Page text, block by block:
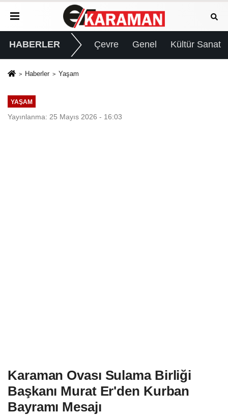
HABERLER Çevre Genel Kültür Sanat
Haberler Yaşam
YAŞAM
Yayınlanma: 25 Mayıs 2026 - 16:03
Karaman Ovası Sulama Birliği
Başkanı Murat Er'den Kurban
Bayramı Mesajı